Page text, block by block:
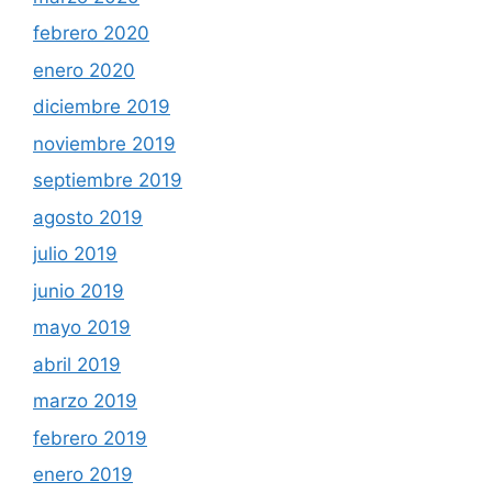
febrero 2020
enero 2020
diciembre 2019
noviembre 2019
septiembre 2019
agosto 2019
julio 2019
junio 2019
mayo 2019
abril 2019
marzo 2019
febrero 2019
enero 2019